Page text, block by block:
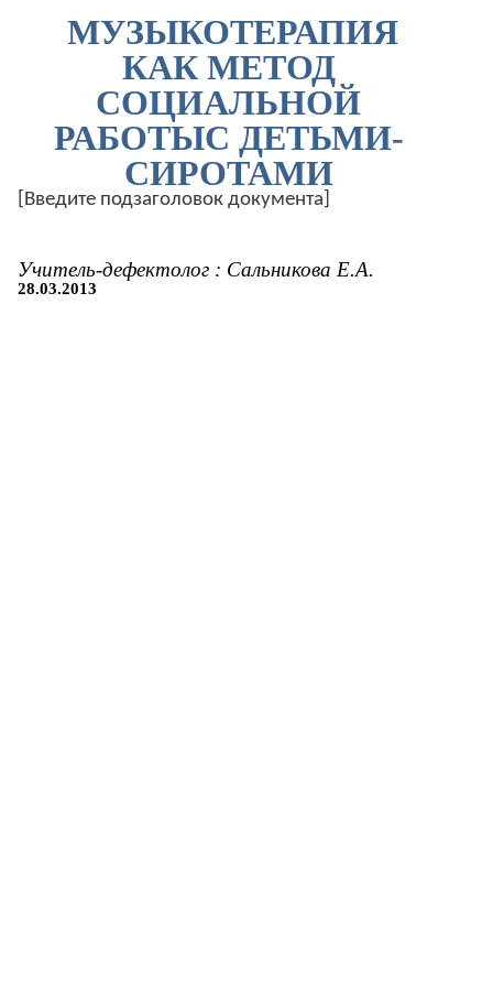
МУЗЫКОТЕРАПИЯ
КАК МЕТОД
СОЦИАЛЬНОЙ
РАБОТЫС ДЕТЬМИ-
СИРОТАМИ
[Введите подзаголовок документа]
Учитель-дефектолог : Сальникова Е.А.
28.03.2013